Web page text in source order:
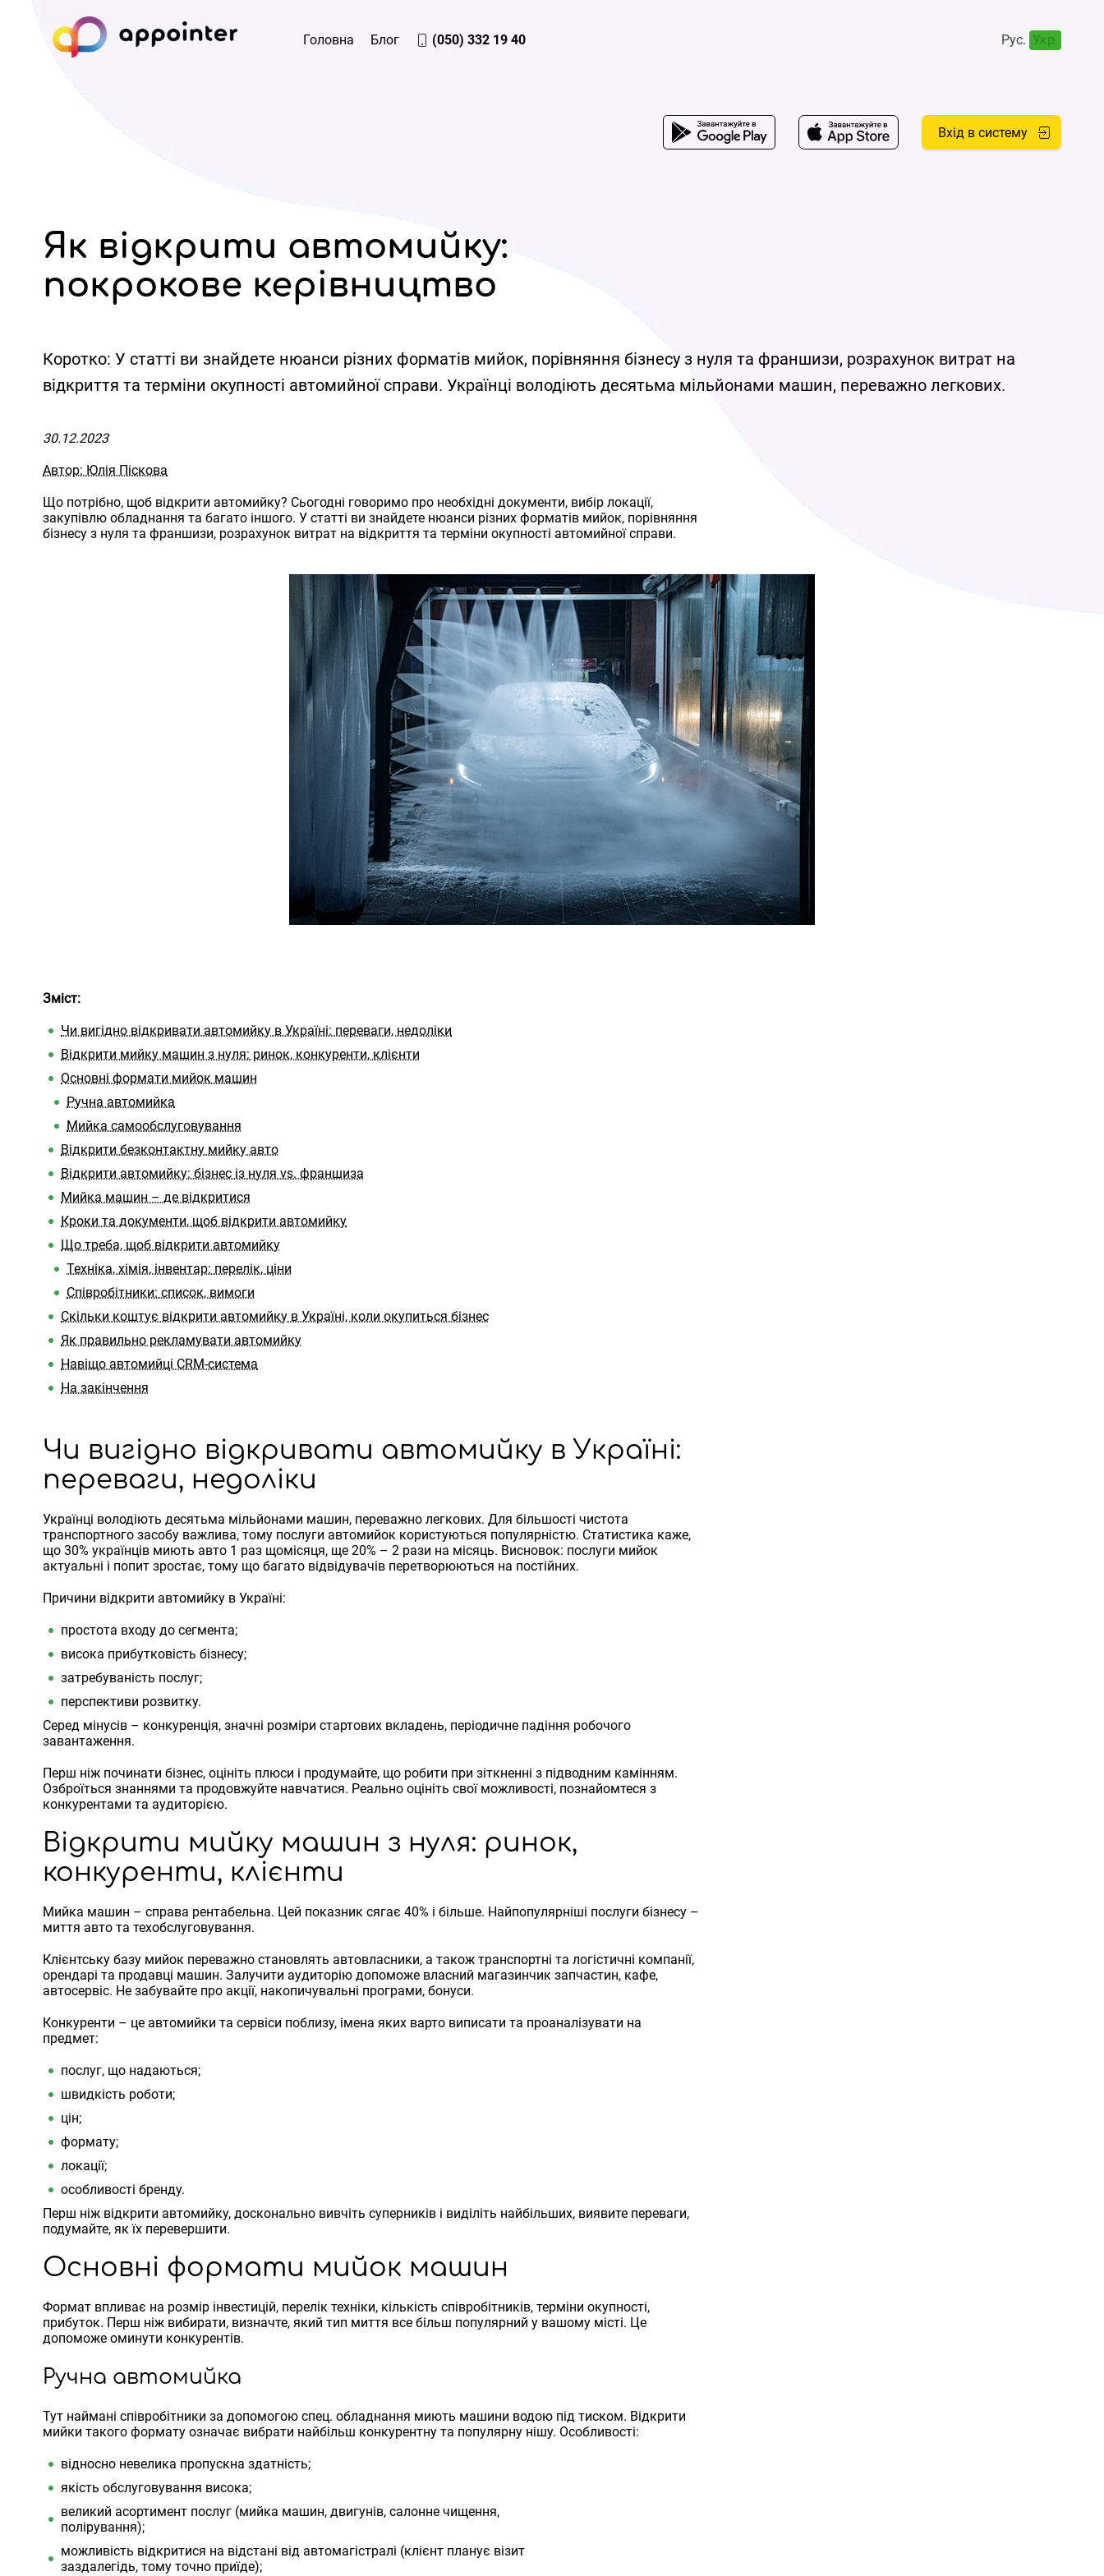
Головна Блог (050) 332 19 40 Рус. Укр.
Вхід в систему
Як відкрити автомийку:
покрокове керівництво
Коротко: У статті ви знайдете нюанси різних форматів мийок, порівняння бізнесу з нуля та франшизи, розрахунок витрат на
відкриття та терміни окупності автомийної справи. Українці володіють десятьма мільйонами машин, переважно легкових.
30.12.2023
Автор: Юлія Піскова
Що потрібно, щоб відкрити автомийку? Сьогодні говоримо про необхідні документи, вибір локації,
закупівлю обладнання та багато іншого. У статті ви знайдете нюанси різних форматів мийок, порівняння
бізнесу з нуля та франшизи, розрахунок витрат на відкриття та терміни окупності автомийної справи.
Зміст:
Чи вигідно відкривати автомийку в Україні: переваги, недоліки
Відкрити мийку машин з нуля: ринок, конкуренти, клієнти
Основні формати мийок машин
Ручна автомийка
Мийка самообслуговування
Відкрити безконтактну мийку авто
Відкрити автомийку: бізнес із нуля vs. франшиза
Мийка машин – де відкритися
Кроки та документи, щоб відкрити автомийку
Що треба, щоб відкрити автомийку
Техніка, хімія, інвентар: перелік, ціни
Співробітники: список, вимоги
Скільки коштує відкрити автомийку в Україні, коли окупиться бізнес
Як правильно рекламувати автомийку
Навіщо автомийці CRM-система
На закінчення
Чи вигідно відкривати автомийку в Україні:
переваги, недоліки
Українці володіють десятьма мільйонами машин, переважно легкових. Для більшості чистота
транспортного засобу важлива, тому послуги автомийок користуються популярністю. Статистика каже,
що 30% українців миють авто 1 раз щомісяця, ще 20% – 2 рази на місяць. Висновок: послуги мийок
актуальні і попит зростає, тому що багато відвідувачів перетворюються на постійних.
Причини відкрити автомийку в Україні:
простота входу до сегмента;
висока прибутковість бізнесу;
затребуваність послуг;
перспективи розвитку.
Серед мінусів – конкуренція, значні розміри стартових вкладень, періодичне падіння робочого
завантаження.
Перш ніж починати бізнес, оцініть плюси і продумайте, що робити при зіткненні з підводним камінням.
Озброїться знаннями та продовжуйте навчатися. Реально оцініть свої можливості, познайомтеся з
конкурентами та аудиторією.
Відкрити мийку машин з нуля: ринок,
конкуренти, клієнти
Мийка машин – справа рентабельна. Цей показник сягає 40% і більше. Найпопулярніші послуги бізнесу –
миття авто та техобслуговування.
Клієнтську базу мийок переважно становлять автовласники, а також транспортні та логістичні компанії,
орендарі та продавці машин. Залучити аудиторію допоможе власний магазинчик запчастин, кафе,
автосервіс. Не забувайте про акції, накопичувальні програми, бонуси.
Конкуренти – це автомийки та сервіси поблизу, імена яких варто виписати та проаналізувати на
предмет:
послуг, що надаються;
швидкість роботи;
цін;
формату;
локації;
особливості бренду.
Перш ніж відкрити автомийку, досконально вивчіть суперників і виділіть найбільших, виявите переваги,
подумайте, як їх перевершити.
Основні формати мийок машин
Формат впливає на розмір інвестицій, перелік техніки, кількість співробітників, терміни окупності,
прибуток. Перш ніж вибирати, визначте, який тип миття все більш популярний у вашому місті. Це
допоможе оминути конкурентів.
Ручна автомийка
Тут наймані співробітники за допомогою спец. обладнання миють машини водою під тиском. Відкрити
мийки такого формату означає вибрати найбільш конкурентну та популярну нішу. Особливості:
відносно невелика пропускна здатність;
якість обслуговування висока;
великий асортимент послуг (мийка машин, двигунів, салонне чищення,
полірування);
можливість відкритися на відстані від автомагістралі (клієнт планує візит
заздалегідь, тому точно приїде);